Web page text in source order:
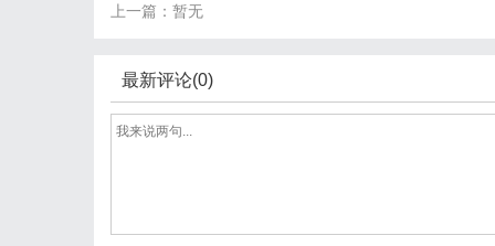
上一篇：暂无
最新评论(0)